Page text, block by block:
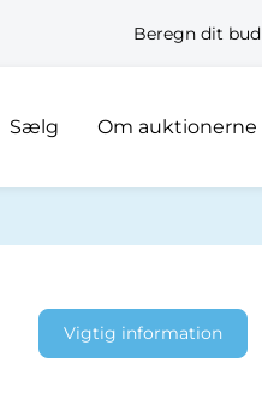
Beregn dit bud
Sælg Om auktionerne
Vigtig information